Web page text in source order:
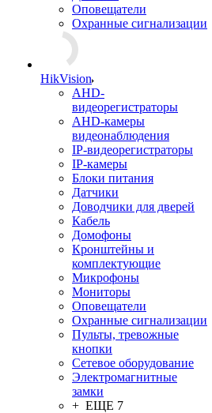
Оповещатели
Охранные сигнализации
HikVision
AHD-
видеорегистраторы
AHD-камеры
видеонаблюдения
IP-видеорегистраторы
IP-камеры
Блоки питания
Датчики
Доводчики для дверей
Кабель
Домофоны
Кронштейны и
комплектующие
Микрофоны
Мониторы
Оповещатели
Охранные сигнализации
Пульты, тревожные
кнопки
Сетевое оборудование
Электромагнитные
замки
+ ЕЩЕ 7